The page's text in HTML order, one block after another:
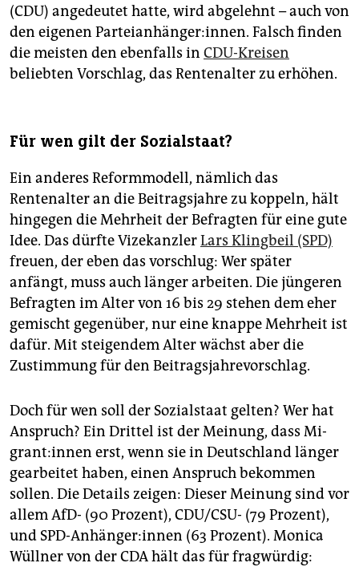
(CDU) angedeutet hatte, wird abgelehnt – auch von
den eigenen Parteianhänger:innen. Falsch finden
die meisten den ebenfalls in CDU-Kreisen
beliebten Vorschlag, das Rentenalter zu erhöhen.
Für wen gilt der Sozialstaat?
Ein anderes Reformmodell, nämlich das
Rentenalter an die Beitragsjahre zu koppeln, hält
hingegen die Mehrheit der Befragten für eine gute
Idee. Das dürfte VizekanzlerLars Klingbeil (SPD)
freuen, der eben das vorschlug: Wer später
anfängt, muss auch länger arbeiten. Die jüngeren
Befragten im Alter von 16 bis 29 stehen dem eher
gemischt gegenüber, nur eine knappe Mehrheit ist
dafür. Mit steigendem Alter wächst aber die
Zustimmung für den Beitragsjahrevorschlag.
Doch für wen soll der Sozialstaat gelten? Wer hat
Anspruch? Ein Drittel ist der Meinung, dass Mi­
gran­t:in­nen erst, wenn sie in Deutschland länger
gearbeitet haben, einen Anspruch bekommen
sollen. Die Details zeigen: Dieser Meinung sind vor
allem AfD- (90 Prozent), CDU/CSU- (79 Prozent),
und SPD-Anhänger:innen (63 Prozent). Monica
Wüllner von der CDA hält das für fragwürdig: